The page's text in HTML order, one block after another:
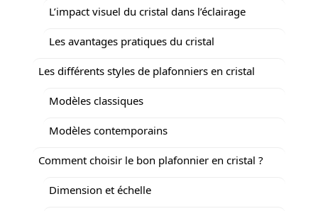
L’impact visuel du cristal dans l’éclairage
Les avantages pratiques du cristal
Les différents styles de plafonniers en cristal
Modèles classiques
Modèles contemporains
Comment choisir le bon plafonnier en cristal ?
Dimension et échelle